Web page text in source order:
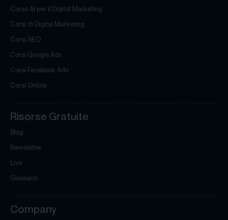
Corso AI per il Digital Marketing
Corsi di Digital Marketing
Corsi SEO
Corsi Google Ads
Corsi Facebook Ads
Corsi Online
Risorse Gratuite
Blog
Newsletter
Live
Glossario
Company